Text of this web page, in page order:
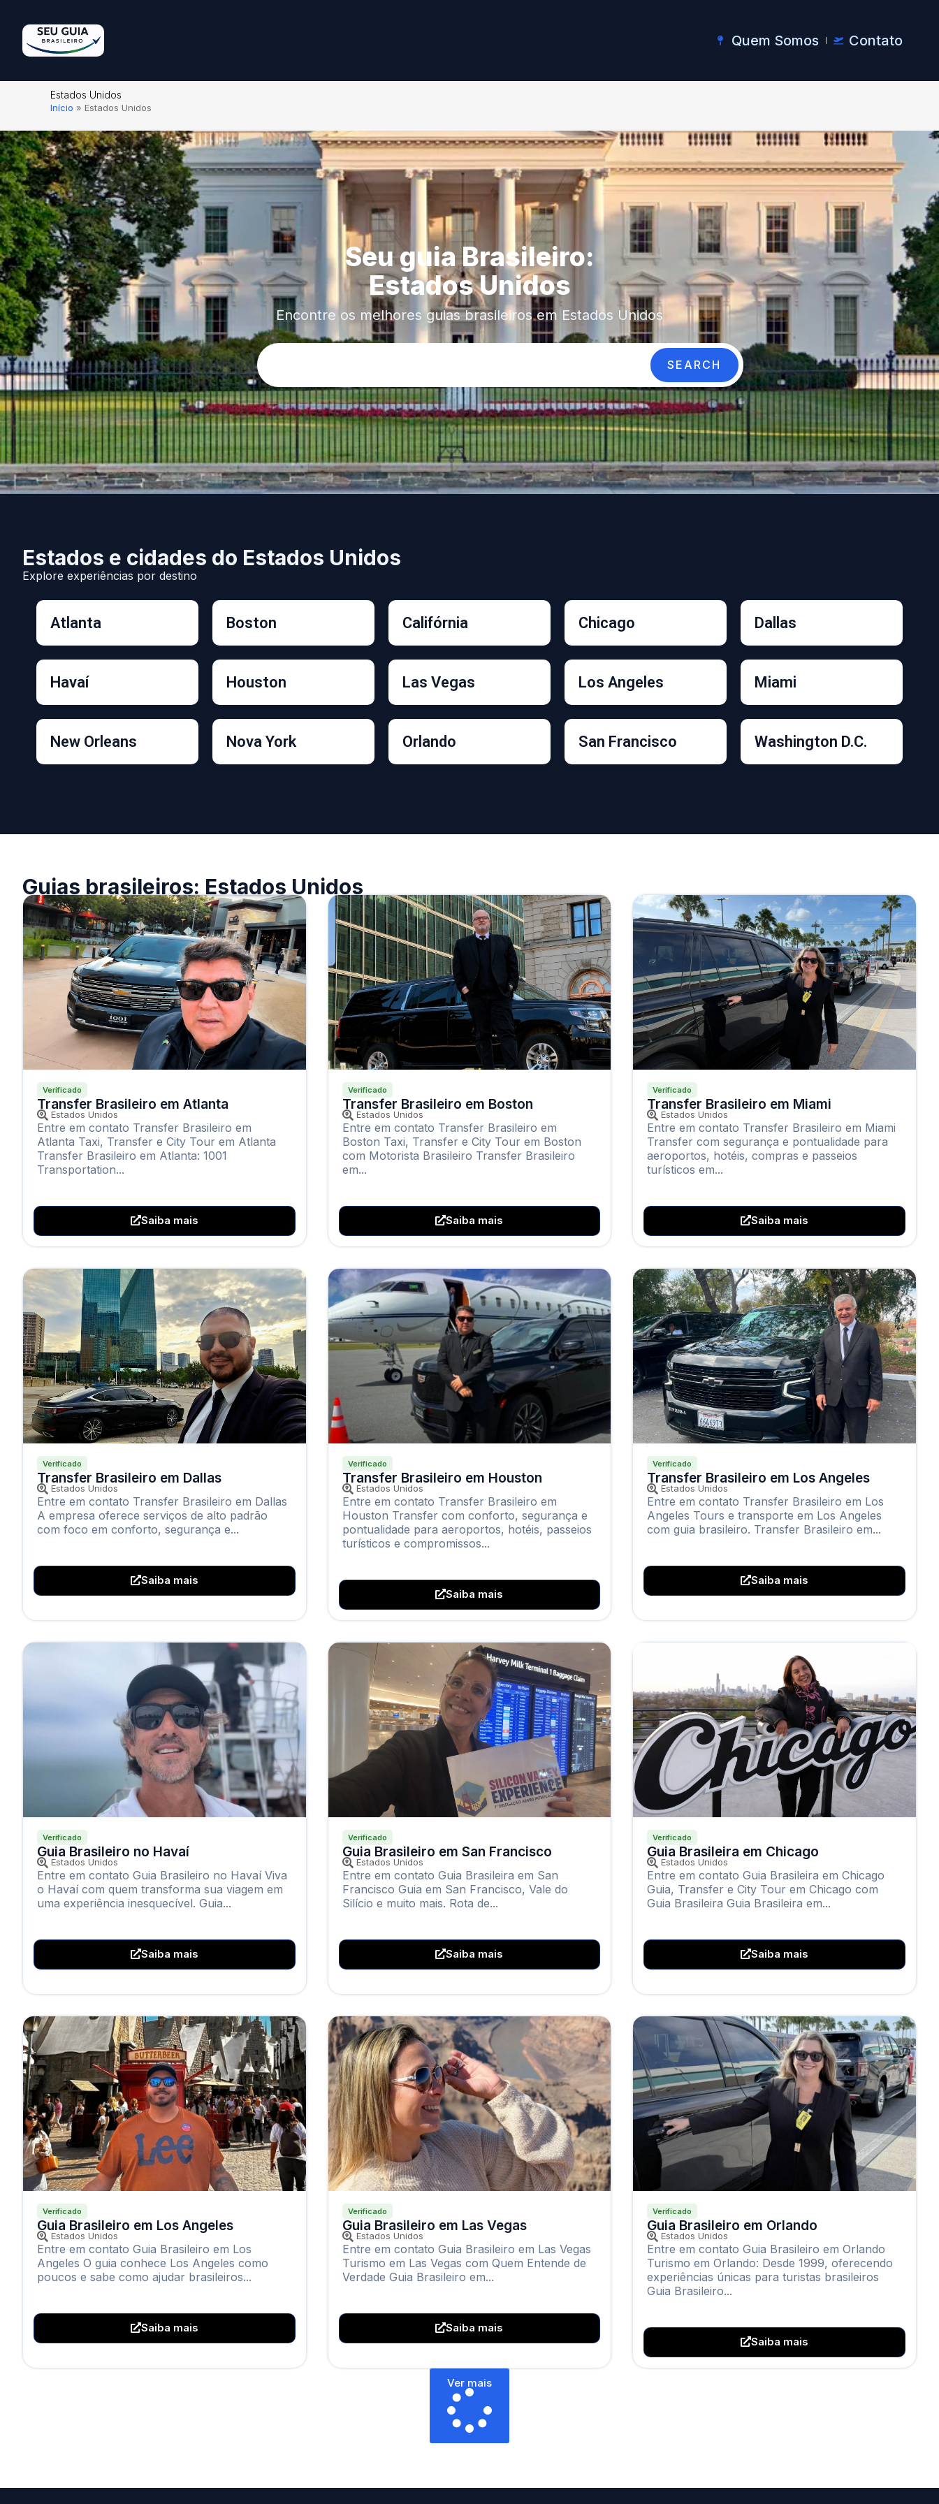
Quem Somos Contato
Estados Unidos
Início » Estados Unidos
Seu guia Brasileiro:
Estados Unidos
Encontre os melhores guias brasileiros em Estados Unidos
SEARCH
Estados e cidades do Estados Unidos
Explore experiências por destino
Atlanta Boston Califórnia Chicago Dallas
Havaí Houston Las Vegas Los Angeles Miami
New Orleans Nova York Orlando San Francisco Washington D.C.
Guias brasileiros: Estados Unidos
Verificado
Transfer Brasileiro em Atlanta
Estados Unidos
Entre em contato Transfer Brasileiro em
Atlanta Taxi, Transfer e City Tour em Atlanta
Transfer Brasileiro em Atlanta: 1001
Transportation...
Saiba mais
Verificado
Transfer Brasileiro em Boston
Estados Unidos
Entre em contato Transfer Brasileiro em
Boston Taxi, Transfer e City Tour em Boston
com Motorista Brasileiro Transfer Brasileiro
em...
Saiba mais
Verificado
Transfer Brasileiro em Miami
Estados Unidos
Entre em contato Transfer Brasileiro em Miami
Transfer com segurança e pontualidade para
aeroportos, hotéis, compras e passeios
turísticos em...
Saiba mais
Verificado
Transfer Brasileiro em Dallas
Estados Unidos
Entre em contato Transfer Brasileiro em Dallas
A empresa oferece serviços de alto padrão
com foco em conforto, segurança e...
Saiba mais
Verificado
Transfer Brasileiro em Houston
Estados Unidos
Entre em contato Transfer Brasileiro em
Houston Transfer com conforto, segurança e
pontualidade para aeroportos, hotéis, passeios
turísticos e compromissos...
Saiba mais
Verificado
Transfer Brasileiro em Los Angeles
Estados Unidos
Entre em contato Transfer Brasileiro em Los
Angeles Tours e transporte em Los Angeles
com guia brasileiro. Transfer Brasileiro em...
Saiba mais
Verificado
Guia Brasileiro no Havaí​
Estados Unidos
Entre em contato Guia Brasileiro no Havaí Viva
o Havaí com quem transforma sua viagem em
uma experiência inesquecível. Guia...
Saiba mais
Verificado
Guia Brasileiro em San Francisco
Estados Unidos
Entre em contato Guia Brasileira em San
Francisco Guia em San Francisco, Vale do
Silício e muito mais. Rota de...
Saiba mais
Verificado
Guia Brasileira em Chicago
Estados Unidos
Entre em contato Guia Brasileira em Chicago
Guia, Transfer e City Tour em Chicago com
Guia Brasileira Guia Brasileira em...
Saiba mais
Verificado
Guia Brasileiro em Los Angeles
Estados Unidos
Entre em contato Guia Brasileiro em Los
Angeles O guia conhece Los Angeles como
poucos e sabe como ajudar brasileiros...
Saiba mais
Verificado
Guia Brasileiro em Las Vegas
Estados Unidos
Entre em contato Guia Brasileiro em Las Vegas
Turismo em Las Vegas com Quem Entende de
Verdade Guia Brasileiro em...
Saiba mais
Verificado
Guia Brasileiro em Orlando
Estados Unidos
Entre em contato Guia Brasileiro em Orlando
Turismo em Orlando: Desde 1999, oferecendo
experiências únicas para turistas brasileiros
Guia Brasileiro...
Saiba mais
Ver mais